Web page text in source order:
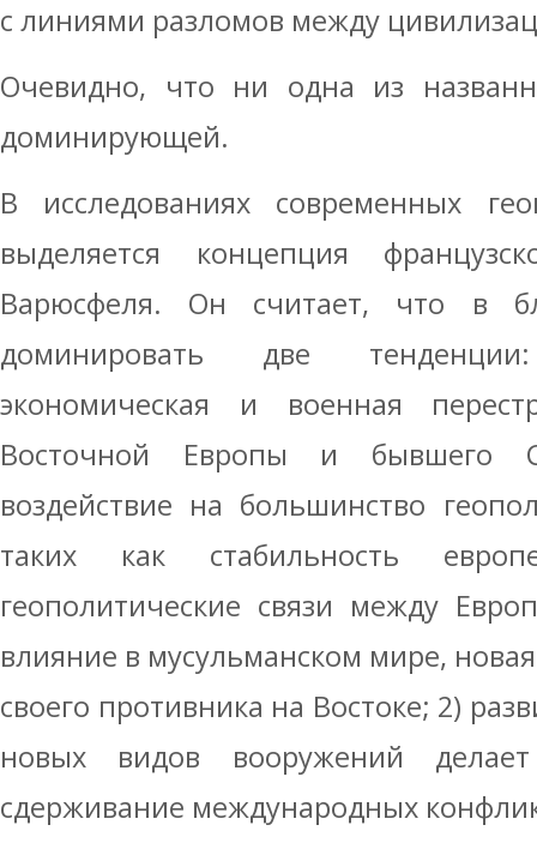
с линиями разломов между
Очевидно, что ни одна из
доминирующей.
В исследованиях современных
выделяется концепция
Варюсфеля. Он считает, что в
доминировать две
экономическая и военная
Восточной Европы и бывшего
воздействие на большинство
таких как стабильность
геополитические связи между
влияние в мусульманском мире,
своего противника на Востоке; 2)
новых видов вооружений
сдерживание международных